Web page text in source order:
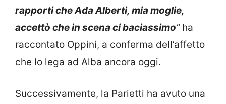
rapporti che Ada Alberti, mia moglie,
accettò che in scena ci baciassimo“ha
raccontato Oppini, a conferma dell’affetto
che lo lega ad Alba ancora oggi.
Successivamente, la Parietti ha avuto una